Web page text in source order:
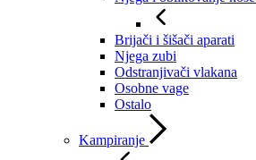
Brijači i šišači aparati
Njega zubi
Odstranjivači vlakana
Osobne vage
Ostalo
Kampiranje